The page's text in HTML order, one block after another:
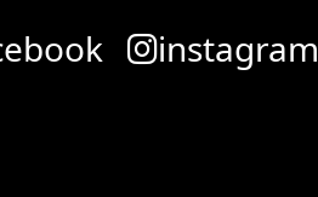
instagram